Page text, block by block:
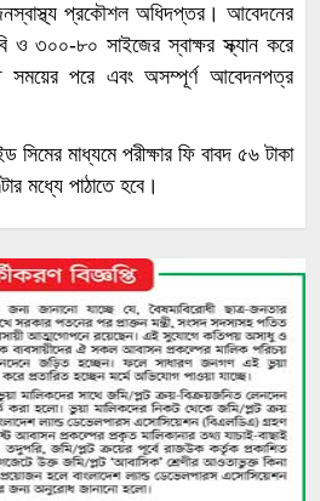
প্রকৌশল অধিদপ্তর। আবেদনের
ও ৩০০-৮০ সাইজের স্বাক্ষর স্ক্যান করে
সময়ের পরে এবং অসম্পূর্ণ আবেদনপত্র
মাধ্যমে পরীক্ষার ফি বাবদ ৫৬ টাকা
মধ্যে পাঠাতে হবে।